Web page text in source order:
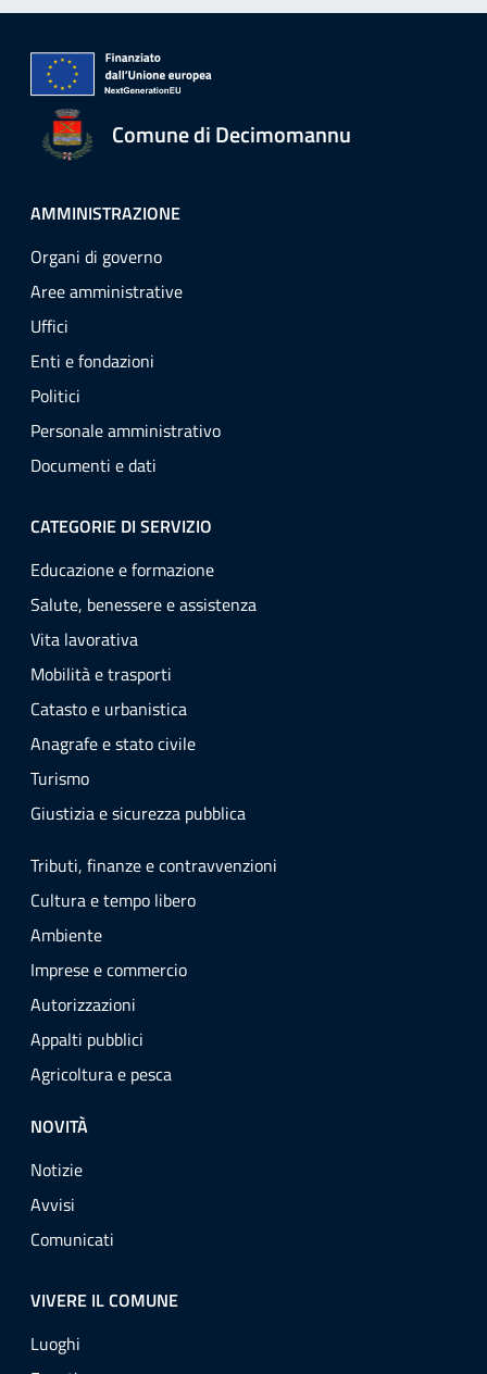
Comune di Decimomannu
AMMINISTRAZIONE
Organi di governo
Aree amministrative
Uffici
Enti e fondazioni
Politici
Personale amministrativo
Documenti e dati
CATEGORIE DI SERVIZIO
Educazione e formazione
Salute, benessere e assistenza
Vita lavorativa
Mobilità e trasporti
Catasto e urbanistica
Anagrafe e stato civile
Turismo
Giustizia e sicurezza pubblica
Tributi, finanze e contravvenzioni
Cultura e tempo libero
Ambiente
Imprese e commercio
Autorizzazioni
Appalti pubblici
Agricoltura e pesca
NOVITÀ
Notizie
Avvisi
Comunicati
VIVERE IL COMUNE
Luoghi